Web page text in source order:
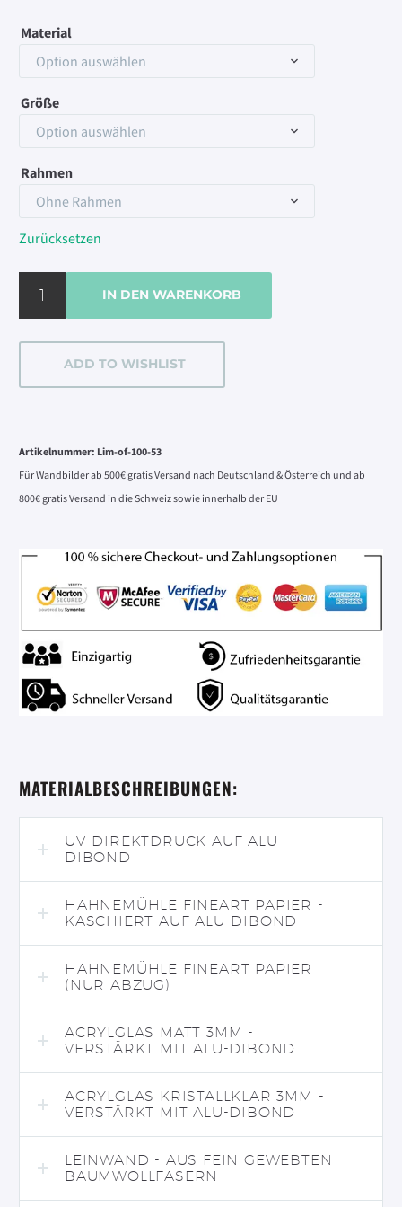
Material
Option auswählen
Größe
Option auswählen
Rahmen
Ohne Rahmen
Zurücksetzen
Papagayo
IN DEN WARENKORB
ADD TO WISHLIST
Artikelnummer: Lim-of-100-53
Für Wandbilder ab 500€ gratis Versand nach Deutschland & Österreich und ab
800€ gratis Versand in die Schweiz sowie innerhalb der EU
MATERIALBESCHREIBUNGEN:
UV-DIREKTDRUCK AUF ALU-
DIBOND
HAHNEMÜHLE FINEART PAPIER -
KASCHIERT AUF ALU-DIBOND
HAHNEMÜHLE FINEART PAPIER
(NUR ABZUG)
ACRYLGLAS MATT 3MM -
VERSTÄRKT MIT ALU-DIBOND
ACRYLGLAS KRISTALLKLAR 3MM -
VERSTÄRKT MIT ALU-DIBOND
LEINWAND - AUS FEIN GEWEBTEN
BAUMWOLLFASERN